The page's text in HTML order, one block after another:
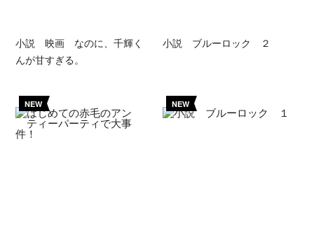
小説 映画 なのに、千輝く
んが甘すぎる。
小説 ブルーロック ２
NEW NEW